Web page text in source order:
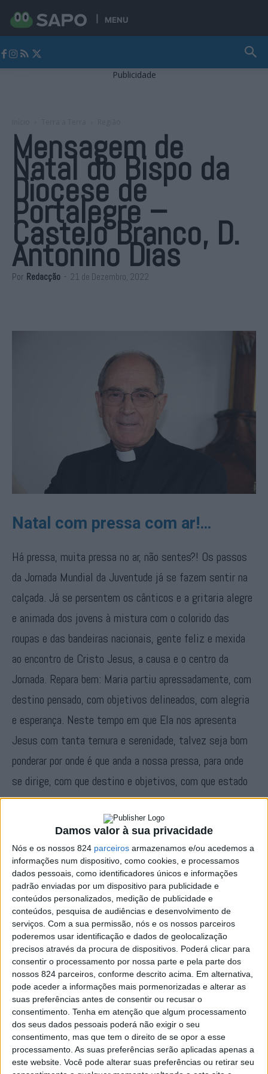
Damos valor à sua privacidade
Nós e os nossos 824 parceiros armazenamos e/ou acedemos a
informações num dispositivo, como cookies, e processamos
dados pessoais, como identificadores únicos e informações
padrão enviadas por um dispositivo para publicidade e
conteúdos personalizados, medição de publicidade e
conteúdos, pesquisa de audiências e desenvolvimento de
serviços. Com a sua permissão, nós e os nossos parceiros
poderemos usar identificação e dados de geolocalização
precisos através da procura de dispositivos. Poderá clicar para
consentir o processamento por nossa parte e pela parte dos
nossos 824 parceiros, conforme descrito acima. Em alternativa,
pode aceder a informações mais pormenorizadas e alterar as
suas preferências antes de consentir ou recusar o
consentimento. Tenha em atenção que algum processamento
dos seus dados pessoais poderá não exigir o seu
consentimento, mas que tem o direito de se opor a esse
processamento. As suas preferências serão aplicadas apenas a
este website. Você pode alterar suas preferências ou retirar seu
MENU
Publicidade
Mensagem de
Natal do Bispo da
Diocese de
Portalegre –
Castelo Branco, D.
Antonino Dias
Por Redacção - 21 de Dezembro, 2022
Natal com pressa com ar!…
Há pressa, muita pressa no ar, não sentes?! Os passos
da Jornada Mundial da Juventude já se fazem sentir na
calçada. Já se persentem os cânticos e a gritaria alegre
e animada dos jovens à mistura com o colorido das
roupas e das bandeiras nacionais, gente feliz e mexida
ao encontro de Cristo Jesus, a causa e o centro da
Jornada. Repara bem: Maria partiu apressadamente, com
destino pensado, com objetivos delineados, com alegria
e esperança. Neste tempo em que Ela nos apresenta
Jesus com tanta ternura e serenidade, talvez seja bom
ponderar por onde é que anda a nossa pressa, para onde
se dirige, com que destino e objetivos, com que estado
de espírito. Jesus quer encontrar-se com cada um de nós
como amigo de coração. Quer propor a cada um que cada
um o aceite como companheiro de viagem, como
companheiro solidário e redentor, como cireneu: ‘quem
tem um amigo tem um tesouro’. Conhecidos há muitos,
amigos amigos é agulha em palheiro!…
Jesus, entrando na história da humanidade como um dos
milhares de milhões de pessoas, não deixa de ser
ÚNICO, não deixa de ser o Filho de Deus, aquele que
estima cada um de nós como se cada um de nós também
fosse o único no mundo. Para Ele não somos números
nem coisas, somos pessoas, com nome, criadas à sua
imagem e semelhança.